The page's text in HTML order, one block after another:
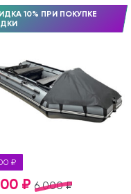
₽
10% ПРИ ПОКУПКЕ
6 000 ₽
₽